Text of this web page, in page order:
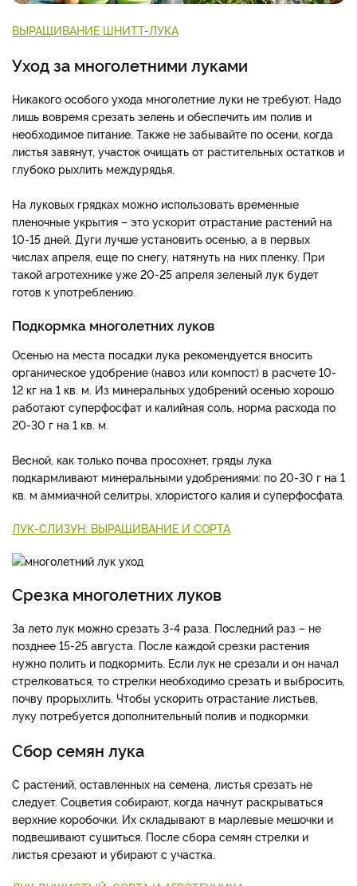
ВЫРАЩИВАНИЕ ШНИТТ-ЛУКА
Уход за многолетними луками
Никакого особого ухода многолетние луки не требуют. Надо
лишь вовремя срезать зелень и обеспечить им полив и
необходимое питание. Также не забывайте по осени, когда
листья завянут, участок очищать от растительных остатков и
глубоко рыхлить междурядья.
На луковых грядках можно использовать временные
пленочные укрытия – это ускорит отрастание растений на
10-15 дней. Дуги лучше установить осенью, а в первых
числах апреля, еще по снегу, натянуть на них пленку. При
такой агротехнике уже 20-25 апреля зеленый лук будет
готов к употреблению.
Подкормка многолетних луков
Осенью на места посадки лука рекомендуется вносить
органическое удобрение (навоз или компост) в расчете 10-
12 кг на 1 кв. м. Из минеральных удобрений осенью хорошо
работают суперфосфат и калийная соль, норма расхода по
20-30 г на 1 кв. м.
Весной, как только почва просохнет, гряды лука
подкармливают минеральными удобрениями: по 20-30 г на 1
кв. м аммиачной селитры, хлористого калия и суперфосфата.
ЛУК-СЛИЗУН: ВЫРАЩИВАНИЕ И СОРТА
Срезка многолетних луков
За лето лук можно срезать 3-4 раза. Последний раз – не
позднее 15-25 августа. После каждой срезки растения
нужно полить и подкормить. Если лук не срезали и он начал
стрелковаться, то стрелки необходимо срезать и выбросить,
почву прорыхлить. Чтобы ускорить отрастание листьев,
луку потребуется дополнительный полив и подкормки.
Сбор семян лука
С растений, оставленных на семена, листья срезать не
следует. Соцветия собирают, когда начнут раскрываться
верхние коробочки. Их складывают в марлевые мешочки и
подвешивают сушиться. После сбора семян стрелки и
листья срезают и убирают с участка.